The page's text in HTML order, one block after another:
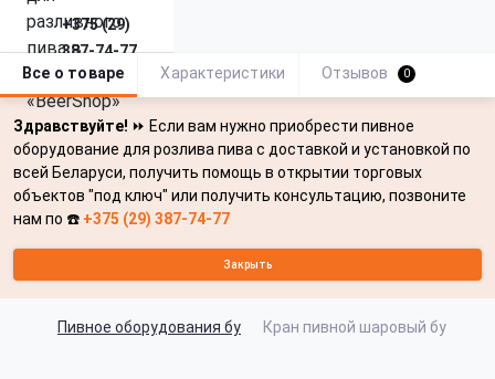
Здравствуйте! ⏩ Если вам нужно приобрести пивное
оборудование для розлива пива с доставкой и установкой по
всей Беларуси, получить помощь в открытии торговых
объектов "под ключ" или получить консультацию, позвоните
нам по ☎️ +375 (29) 387-74-77
Закрыть
+375 (29)
387-74-77
Пивное оборудования бу Кран пивной шаровый бу
Все о товаре Характеристики Отзывов 0